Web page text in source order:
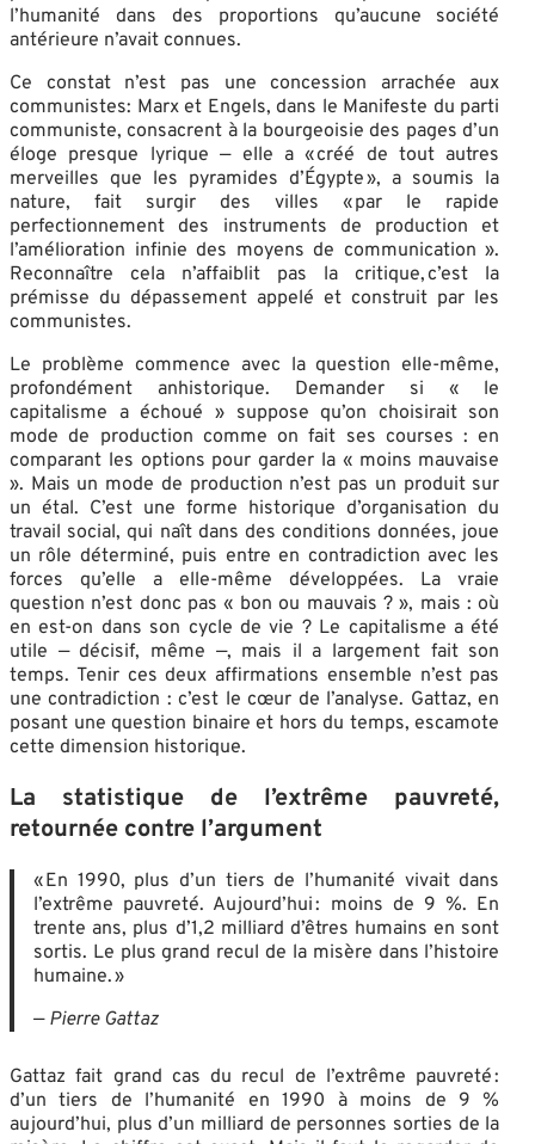
l’humanité dans des proportions qu’aucune société
antérieure n’avait connues.
Ce constat n’est pas une concession arrachée aux
communistes: Marx et Engels, dans le Manifeste du parti
communiste, consacrent à la bourgeoisie des pages d’un
éloge presque lyrique — elle a « créé de tout autres
merveilles que les pyramides d’Égypte », a soumis la
nature, fait surgir des villes « par le rapide
perfectionnement des instruments de production et
l’amélioration infinie des moyens de communication ».
Reconnaître cela n’affaiblit pas la critique, c’est la
prémisse du dépassement appelé et construit par les
communistes.
Le problème commence avec la question elle-même,
profondément anhistorique. Demander si « le
capitalisme a échoué » suppose qu’on choisirait son
mode de production comme on fait ses courses : en
comparant les options pour garder la « moins mauvaise
». Mais un mode de production n’est pas un produit sur
un étal. C’est une forme historique d’organisation du
travail social, qui naît dans des conditions données, joue
un rôle déterminé, puis entre en contradiction avec les
forces qu’elle a elle-même développées. La vraie
question n’est donc pas « bon ou mauvais ? », mais : où
en est-on dans son cycle de vie ? Le capitalisme a été
utile — décisif, même —, mais il a largement fait son
temps. Tenir ces deux affirmations ensemble n’est pas
une contradiction : c’est le cœur de l’analyse. Gattaz, en
posant une question binaire et hors du temps, escamote
cette dimension historique.
La statistique de l’extrême pauvreté,
retournée contre l’argument
« En 1990, plus d’un tiers de l’humanité vivait dans
l’extrême pauvreté. Aujourd’hui : moins de 9 %. En
trente ans, plus d’1,2 milliard d’êtres humains en sont
sortis. Le plus grand recul de la misère dans l’histoire
humaine. »
— Pierre Gattaz
Gattaz fait grand cas du recul de l’extrême pauvreté :
d’un tiers de l’humanité en 1990 à moins de 9 %
aujourd’hui, plus d’un milliard de personnes sorties de la